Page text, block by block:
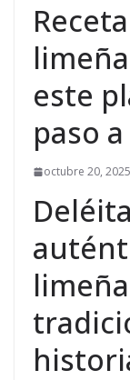
este
paso
octubre 20, 2025